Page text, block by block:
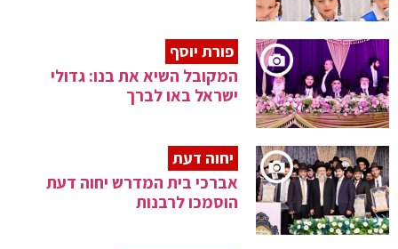
פורת יוסף
המקובל השיא את בנו: גדולי
ישראל באו לברך
יחוה דעת
אברכי בית המדרש יחוה דעת
הוסמכו לרבנות